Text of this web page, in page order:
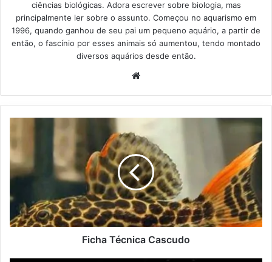
ciências biológicas. Adora escrever sobre biologia, mas
principalmente ler sobre o assunto. Começou no aquarismo em
1996, quando ganhou de seu pai um pequeno aquário, a partir de
então, o fascínio por esses animais só aumentou, tendo montado
diversos aquários desde então.
Website
Ficha Técnica Cascudo